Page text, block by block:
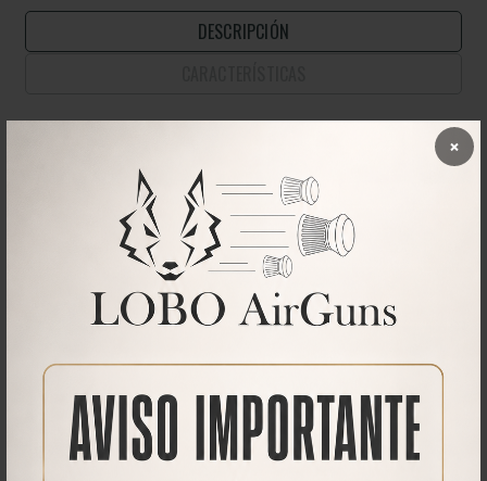
×
DESCRIPCIÓN
ROSCA M14x125 ( especial VULCAN )
Con inicio de rosca Recto. Únicamente
cambia su aspecto exterior respecto al
MODERADOR +C, mejora su estética en
aquellas carabinas con el cañón
El interior y es idéntico al
Moderador +C LOBO
Ha sido especialmente diseñado para carabinas de aire comprimido
reduciendo drásticamente el sonido generado por el disparo.